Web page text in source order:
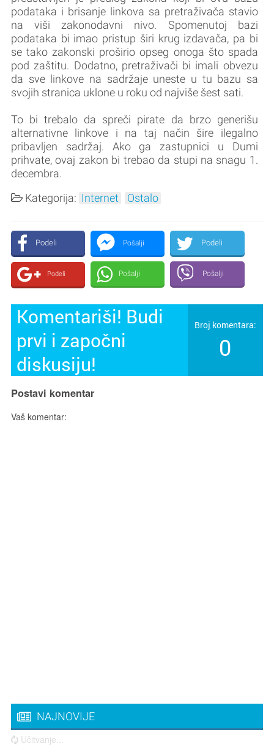
podataka i brisanje linkova sa pretraživača stavio
na viši zakonodavni nivo. Spomenutoj bazi
podataka bi imao pristup širi krug izdavača, pa bi
se tako zakonski proširio opseg onoga što spada
pod zaštitu. Dodatno, pretraživači bi imali obvezu
da sve linkove na sadržaje uneste u tu bazu sa
svojih stranica uklone u roku od najviše šest sati.
To bi trebalo da spreči pirate da brzo generišu
alternativne linkove i na taj način šire ilegalno
pribavljen sadržaj. Ako ga zastupnici u Dumi
prihvate, ovaj zakon bi trebao da stupi na snagu 1.
decembra.
Kategorija: Internet Ostalo
Podeli Pošalji Podeli
Podeli Pošalji Pošalji
Komentariši! Budi
prvi i započni
diskusiju!
Broj komentara:
0
Postavi komentar
Vaš komentar:
NAJNOVIJE
Učitvanje...